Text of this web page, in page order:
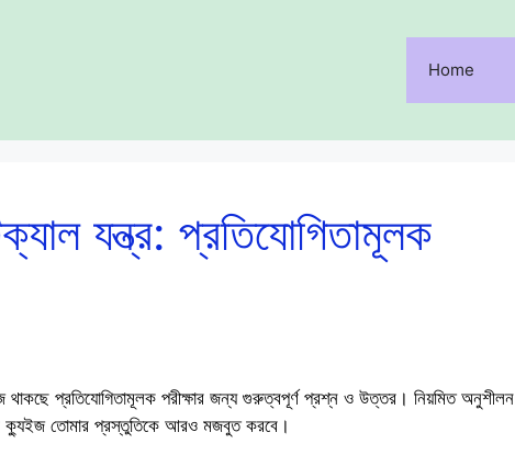
Home
যন্ত্র: প্রতিযোগিতামূলক
থাকছে প্রতিযোগিতামূলক পরীক্ষার জন্য গুরুত্বপূর্ণ প্রশ্ন ও উত্তর। নিয়মিত অনুশীলন
ক্যুইজ তোমার প্রস্তুতিকে আরও মজবুত করবে।